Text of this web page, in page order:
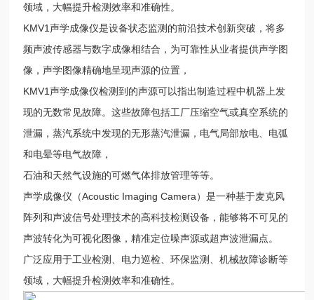
领域，大幅提升检测效率和准确性。
KMV1声学成像仪是设备状态监测的前沿技术创新突破，将多
频声波传感器与数字成像相结合，为可靠性从业者提供声学图
像，声学图像精确地呈现声源的位置，
KMV1声学成像仪检测到的声源可以指出制造过程中机器上发
现的无数常见故障。这些故障包括工厂压缩空气或真空系统的
泄漏，蒸汽系统中发现的无形蒸汽泄漏，电气局部放电、电弧
和电晕等电气故障，
石油和天然气设施的可燃气体排放管理等等。
声学成像仪（Acoustic Imaging Camera）是一种基于麦克风
阵列和声波信号处理技术的高科技检测设备，能够将不可见的
声波转化为可视化图像，精准定位噪声源或超声波泄漏点。
广泛应用于工业检测、电力巡检、环保监测、机械故障诊断等
领域，大幅提升检测效率和准确性。